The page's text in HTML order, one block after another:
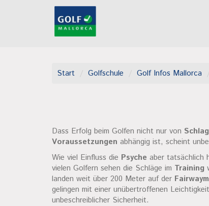
Start Golfschule Golf Infos Mallorca
Dass Erfolg beim Golfen nicht nur von
Voraussetzungen abhängig ist, scheint
Wie viel Einfluss die Psyche aber tatsächlich
vielen Golfern sehen die Schläge im Training
landen weit über 200 Meter auf der
gelingen mit einer unübertroffenen
unbeschreiblicher Sicherheit.